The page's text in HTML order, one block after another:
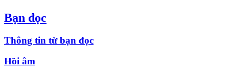
Bạn đọc
Thông tin từ bạn đọc
Hồi âm